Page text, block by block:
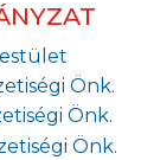
Önk.
Önk.
Önk.